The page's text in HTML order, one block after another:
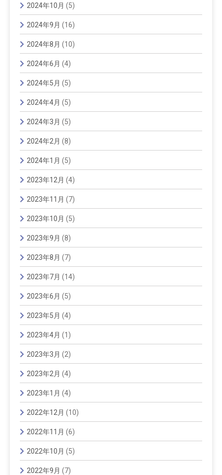
2024年10月 (5)
2024年9月 (16)
2024年8月 (10)
2024年6月 (4)
2024年5月 (5)
2024年4月 (5)
2024年3月 (5)
2024年2月 (8)
2024年1月 (5)
2023年12月 (4)
2023年11月 (7)
2023年10月 (5)
2023年9月 (8)
2023年8月 (7)
2023年7月 (14)
2023年6月 (5)
2023年5月 (4)
2023年4月 (1)
2023年3月 (2)
2023年2月 (4)
2023年1月 (4)
2022年12月 (10)
2022年11月 (6)
2022年10月 (5)
2022年9月 (7)